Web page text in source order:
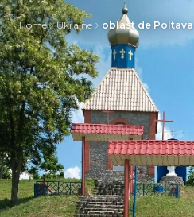
Home Ukraine oblast de Poltava